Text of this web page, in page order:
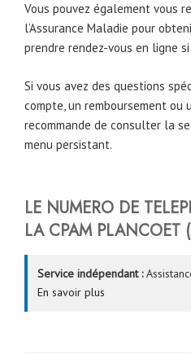
Vous pouvez également vous
l’Assurance Maladie pour
prendre rendez-vous en ligne
Si vous avez des questions
compte, un remboursement ou
recommande de consulter la
menu persistant.
LE NUMERO DE
LA CPAM PLANCOET
Service indépendant :
En savoir plus